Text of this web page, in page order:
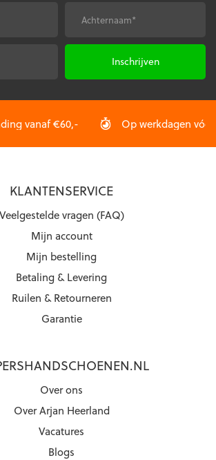
gekozen
worden
op
Achternaam*
vanaf €60,- Op werkdagen
KLANTENSERVICE
Veelgestelde vragen (FAQ)
Mijn account
Mijn bestelling
Betaling & Levering
Ruilen & Retourneren
Garantie
Over ons
Over Arjan Heerland
Vacatures
Blogs